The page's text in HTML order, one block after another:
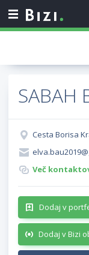
SABAH
Cesta Borisa
Več
Dodaj v
Dodaj v Bizi